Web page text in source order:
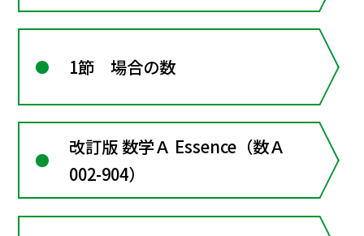
1節 場合の数
改訂版 数学Ａ Essence（数Ａ
002-904）